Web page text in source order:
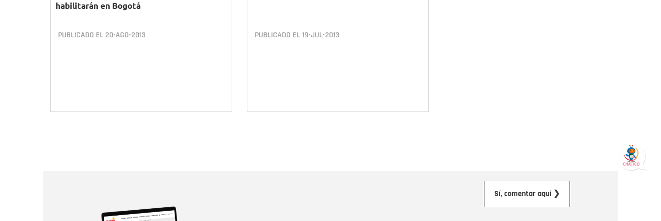
habilitarán en Bogotá
PUBLICADO EL 20•AGO•2013 PUBLICADO EL19•JUL•2013
Sí, comentar aquí ❯